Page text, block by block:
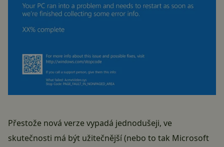
Přestože nová verze vypadá jednodušeji, ve
skutečnosti má být užitečnější (nebo to tak Microsoft